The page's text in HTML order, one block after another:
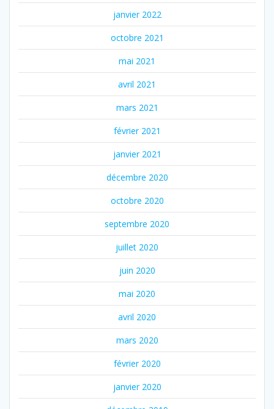
janvier 2022
octobre 2021
mai 2021
avril 2021
mars 2021
février 2021
janvier 2021
décembre 2020
octobre 2020
septembre 2020
juillet 2020
juin 2020
mai 2020
avril 2020
mars 2020
février 2020
janvier 2020